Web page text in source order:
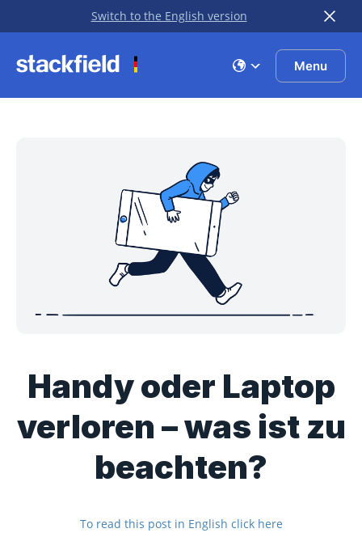
Zu Hauptinhalt springen
Switch to the English version
Menu
Handy oder Laptop
verloren – was ist zu
beachten?
To read this post in English click here